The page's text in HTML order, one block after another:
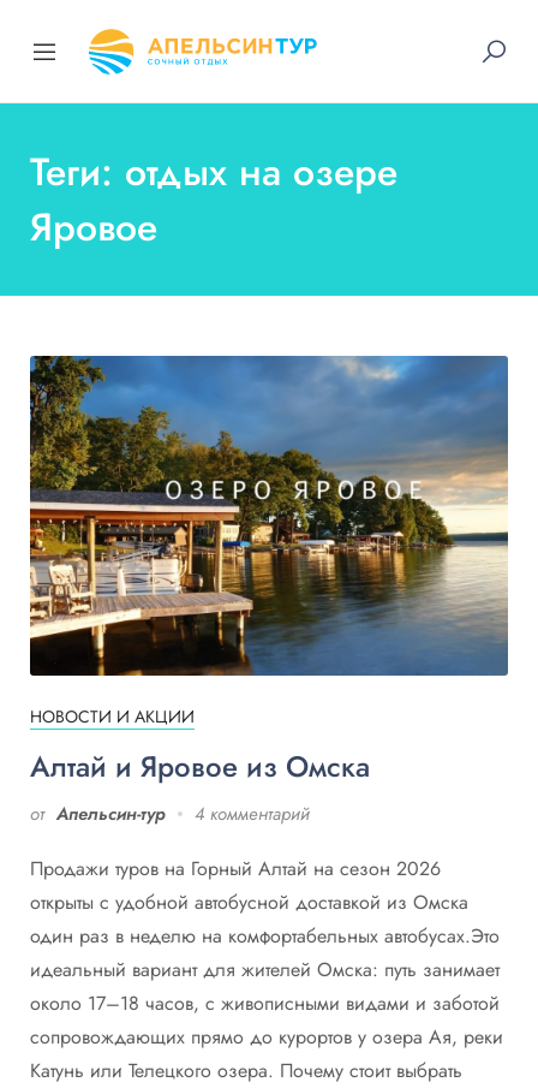
Теги: отдых на озере
Яровое
НОВОСТИ И АКЦИИ
Алтай и Яровое из Омска
от Апельсин-тур 4 комментарий
Продажи туров на Горный Алтай на сезон 2026
открыты с удобной автобусной доставкой из Омска
один раз в неделю на комфортабельных автобусах.Это
идеальный вариант для жителей Омска: путь занимает
около 17–18 часов, с живописными видами и заботой
сопровождающих прямо до курортов у озера Ая, реки
Катунь или Телецкого озера. Почему стоит выбрать